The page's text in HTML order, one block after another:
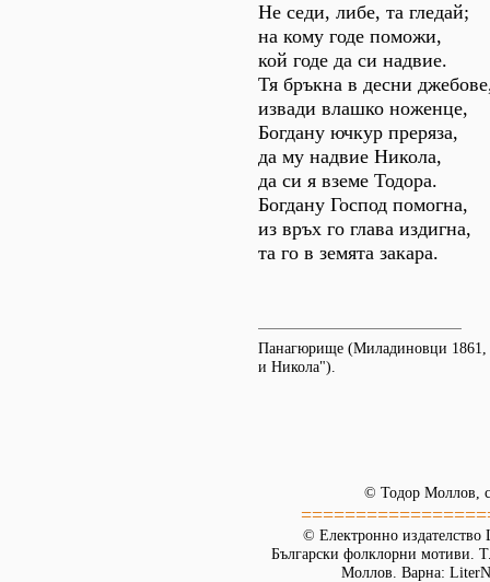
Не седи, либе, та гледай;
на кому годе поможи,
кой годе да си надвие.
Тя бръкна в десни
извади влашко ноженце,
Богдану ючкур преряза,
да му надвие Никола,
да си я вземе Тодора.
Богдану Господ помогна,
из връх го глава издигна,
та го в земята закара.
Панагюрище (Миладиновци
и Никола").
© Тодор Моллов,
© Електронно издателство
Български фолклорни мотиви.
Моллов. Варна: